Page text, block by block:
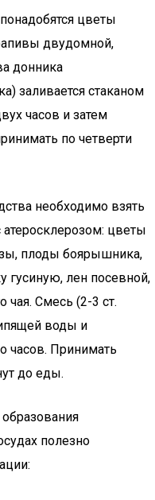
цветы
двудомной,
донника
заливается стаканом
часов и затем
по четверти
необходимо взять
цветы
плоды боярышника,
гусиную, лен посевной,
чая. Смесь (2-3 ст.
воды и
часов. Принимать
до еды.
полезно